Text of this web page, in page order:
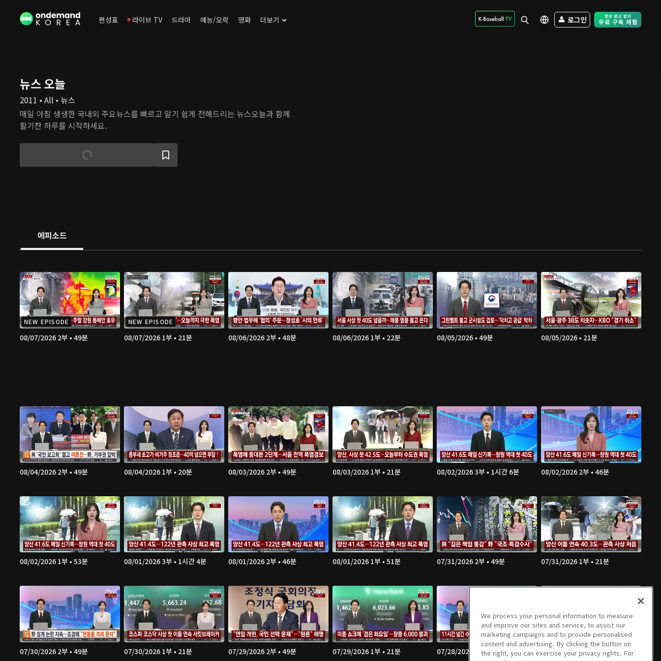
편성표 라이브 TV 드라마 예능/오락 영화 더보기 로그인 Free Trial -
뉴스 오늘
2011 • All • 뉴스
매일 아침 생생한 국내외 주요뉴스를 빠르고 알기 쉽게 전해드리는 뉴스오늘과 함께
활기찬 하루를 시작하세요.
에피소드
NEW EPISODE
08/07/2026 2부 • 49분
NEW EPISODE
08/07/2026 1부 • 21분 08/06/2026 2부 • 48분 08/06/2026 1부 • 22분 08/05/2026 • 49분 08/05/2026 • 21분
08/04/2026 2부 • 49분 08/04/2026 1부 • 20분 08/03/2026 2부 • 49분 08/03/2026 1부 • 21분 08/02/2026 3부 • 1시간 6분 08/02/2026 2부 • 46분
08/02/2026 1부 • 53분 08/01/2026 3부 • 1시간 4분 08/01/2026 2부 • 46분 08/01/2026 1부 • 51분 07/31/2026 2부 • 49분 07/31/2026 1부 • 21분
07/30/2026 2부 • 49분 07/30/2026 1부 • 21분 07/29/2026 2부 • 49분 07/29/2026 1부 • 21분 07/28/2026 2부 • 50분 07/28/2026 1부 • 21분
We process your personal information to measure
and improve our sites and service, to assist our
marketing campaigns and to provide personalised
content and advertising. By clicking the button on
the right, you can exercise your privacy rights. For